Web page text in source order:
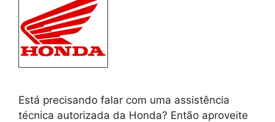
Está precisando falar com uma assistência
técnica autorizada da Honda? Então aproveite